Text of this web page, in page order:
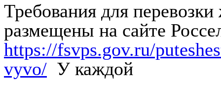
Требования для
размещены на сайте
https://fsvps.gov.ru/
vyvo/ У каждой